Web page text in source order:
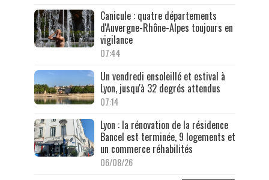
Canicule : quatre départements
d'Auvergne-Rhône-Alpes toujours en
vigilance
07:44
Un vendredi ensoleillé et estival à
Lyon, jusqu'à 32 degrés attendus
07:14
Lyon : la rénovation de la résidence
Bancel est terminée, 9 logements et
un commerce réhabilités
06/08/26